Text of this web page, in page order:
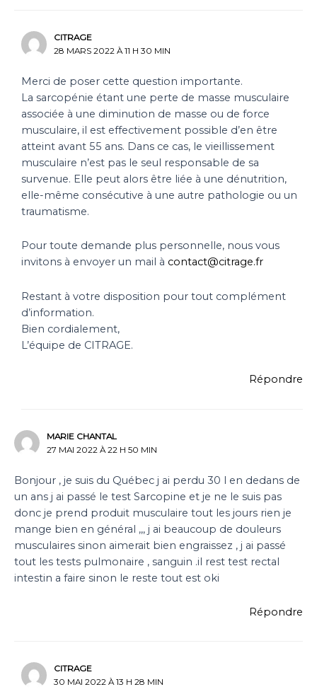
CITRAGE
28 MARS 2022 À 11 H 30 MIN
Merci de poser cette question importante.
La sarcopénie étant une perte de masse musculaire
associée à une diminution de masse ou de force
musculaire, il est effectivement possible d’en être
atteint avant 55 ans. Dans ce cas, le vieillissement
musculaire n’est pas le seul responsable de sa
survenue. Elle peut alors être liée à une dénutrition,
elle-même consécutive à une autre pathologie ou un
traumatisme.
Pour toute demande plus personnelle, nous vous
invitons à envoyer un mail à contact@citrage.fr
Restant à votre disposition pour tout complément
d’information.
Bien cordialement,
L’équipe de CITRAGE.
Répondre
MARIE CHANTAL
27 MAI 2022 À 22 H 50 MIN
Bonjour , je suis du Québec j ai perdu 30 l en dedans de
un ans j ai passé le test Sarcopine et je ne le suis pas
donc je prend produit musculaire tout les jours rien je
mange bien en général ,,, j ai beaucoup de douleurs
musculaires sinon aimerait bien engraissez , j ai passé
tout les tests pulmonaire , sanguin .il rest test rectal
intestin a faire sinon le reste tout est oki
Répondre
CITRAGE
30 MAI 2022 À 13 H 28 MIN